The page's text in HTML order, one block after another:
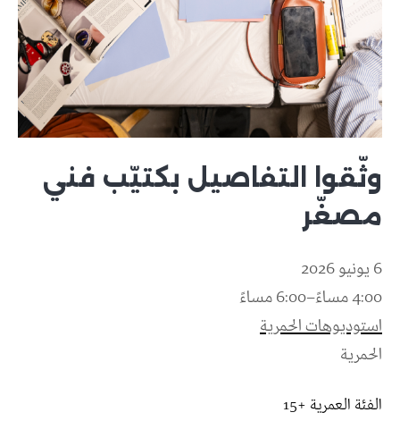
وثّقوا التفاصيل بكتيّب فني
مصغّر
الفئة العمرية +15
6 يونيو 2026
4:00 مساءً–6:00 مساءً
استوديوهات الحمرية
الحمرية